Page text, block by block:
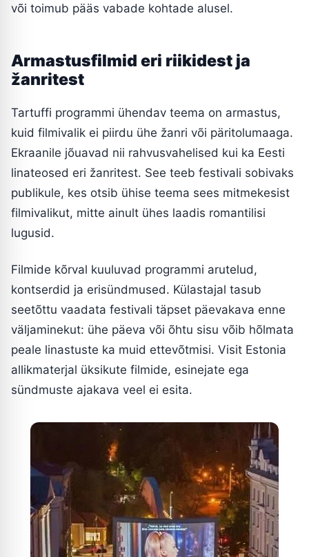
või toimub pääs vabade kohtade alusel.
Armastusfilmid eri riikidest ja
žanritest
Tartuffi programmi ühendav teema on armastus,
kuid filmivalik ei piirdu ühe žanri või päritolumaaga.
Ekraanile jõuavad nii rahvusvahelised kui ka Eesti
linateosed eri žanritest. See teeb festivali sobivaks
publikule, kes otsib ühise teema sees mitmekesist
filmivalikut, mitte ainult ühes laadis romantilisi
lugusid.
Filmide kõrval kuuluvad programmi arutelud,
kontserdid ja erisündmused. Külastajal tasub
seetõttu vaadata festivali täpset päevakava enne
väljaminekut: ühe päeva või õhtu sisu võib hõlmata
peale linastuste ka muid ettevõtmisi. Visit Estonia
allikmaterjal üksikute filmide, esinejate ega
sündmuste ajakava veel ei esita.